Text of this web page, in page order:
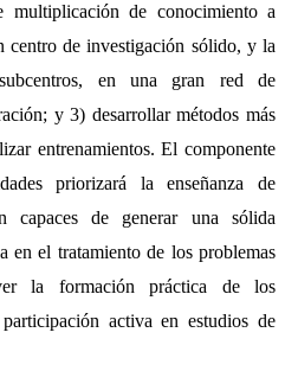
multiplicación de conocimiento a
centro de investigación sólido, y la
en una gran red de
; y 3) desarrollar métodos más
entrenamientos. El componente
priorizará la enseñanza de
capaces de generar una sólida
en el tratamiento de los problemas
la formación práctica de los
activa en estudios de